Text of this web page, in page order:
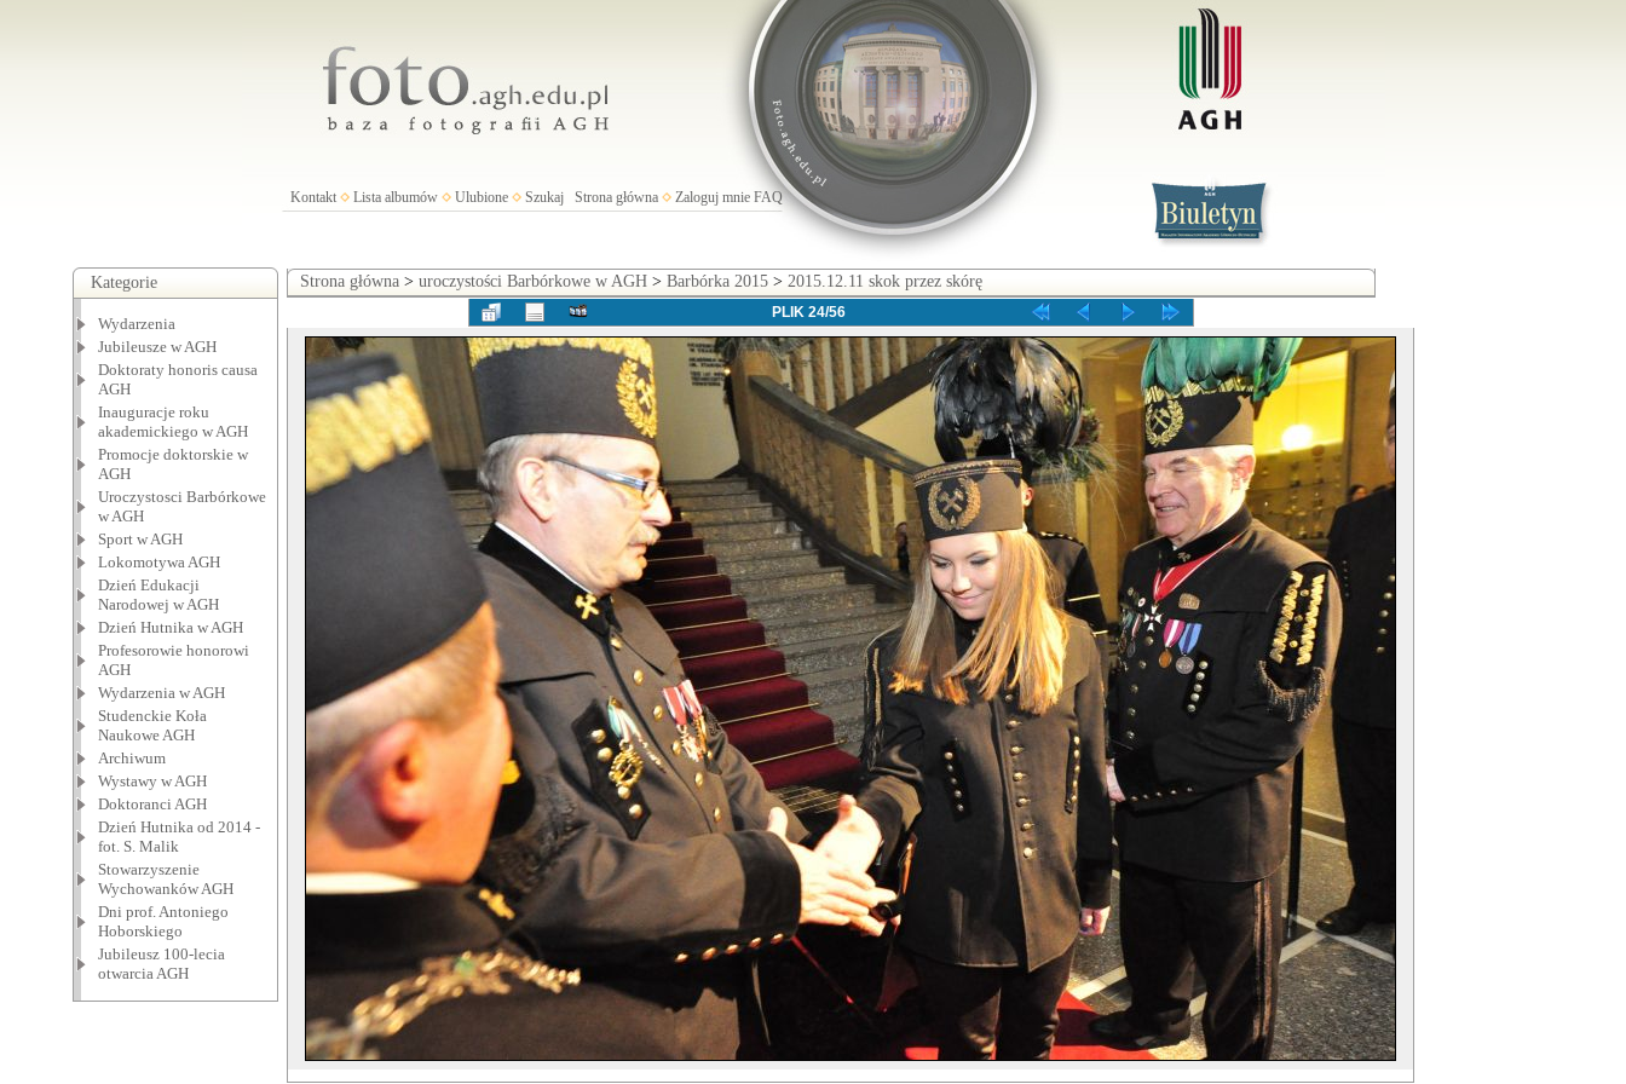
Kontakt Lista albumów Ulubione Szukaj Strona główna Zaloguj mnie FAQ
Kategorie
Wydarzenia
Jubileusze w AGH
Doktoraty honoris causa
AGH
Inauguracje roku
akademickiego w AGH
Promocje doktorskie w
AGH
Uroczystosci Barbórkowe
w AGH
Sport w AGH
Lokomotywa AGH
Dzień Edukacji
Narodowej w AGH
Dzień Hutnika w AGH
Profesorowie honorowi
AGH
Wydarzenia w AGH
Studenckie Koła
Naukowe AGH
Archiwum
Wystawy w AGH
Doktoranci AGH
Dzień Hutnika od 2014 -
fot. S. Malik
Stowarzyszenie
Wychowanków AGH
Dni prof. Antoniego
Hoborskiego
Jubileusz 100-lecia
otwarcia AGH
Strona główna> uroczystości Barbórkowe w AGH> Barbórka 2015> 2015.12.11 skok przez skórę
PLIK 24/56